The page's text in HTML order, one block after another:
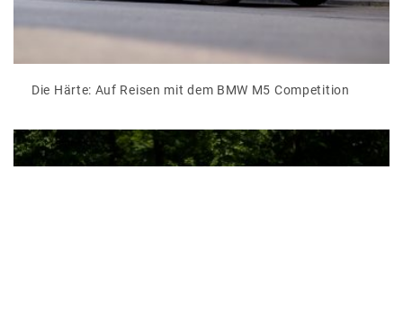
Die Härte: Auf Reisen mit dem BMW M5 Competition